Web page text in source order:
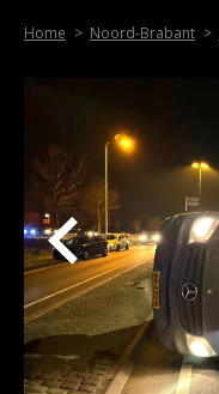
Home Noord-Brabant